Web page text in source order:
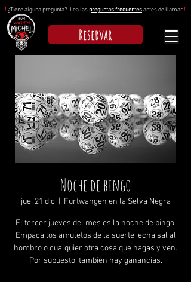
! ¿Tiene alguna pregunta? ¡Lea las preguntas frecuentesantes de llamar !
Reservar
Noche de bingo
jue, 21 dic Furtwangen en la Selva Negra
El tercer jueves del mes es la noche de bingo.
Empaca los amuletos de la suerte, echa sal al
hombro o cualquier otra cosa que hagas y ven.
Por supuesto, también hay ganancias.